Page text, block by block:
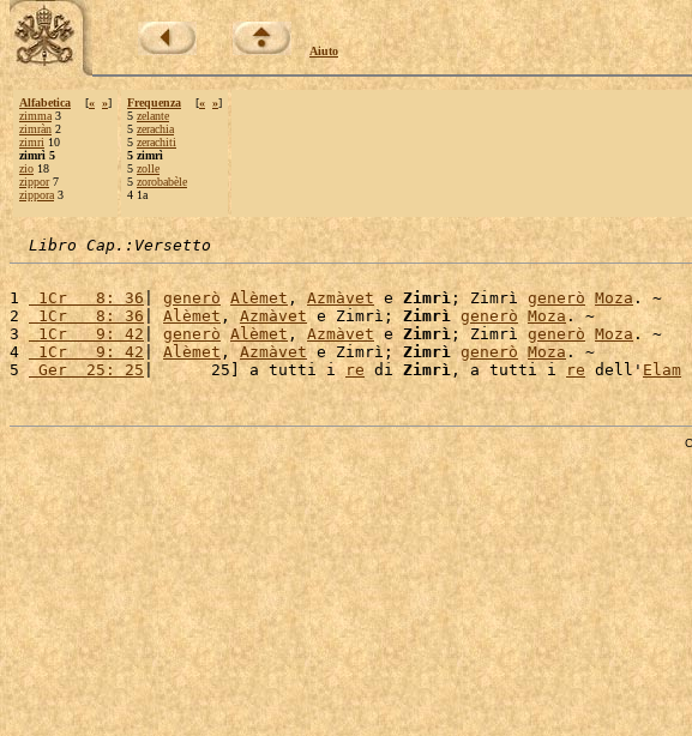
Aiuto
Alfabetica [« »]
zimma 3
zimràn 2
zimri 10
zimrì 5
zio 18
zippor7
zippora 3
Frequenza [« »]
5 zelante
5 zerachia
5 zerachiti
5 zimrì
5 zolle
5 zorobabèle
4 1a
Libro Cap.:Versetto
1 1Cr   8: 36| generò Alèmet , Azmàvet e Zimrì; Zimrì generò Moza . ~
2
1Cr   8: 36 Alèmet , Azmàvet e Zimrì; Zimrì generò Moza. ~
3 1Cr   9: 42 | generò Alèmet , Azmàvet e Zimrì ; Zimrì generò Moza . ~
4
1Cr   9: 42| Alèmet, Azmàvet e Zimrì; Zimrì generò Moza. ~
5 Ger  25: 25 |      25] a tutti i re di Zimrì, a tutti i re dell'Elam